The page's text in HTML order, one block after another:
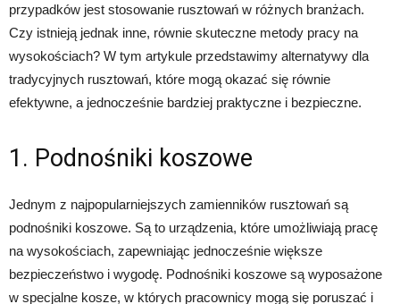
przypadków jest stosowanie rusztowań w różnych branżach.
Czy istnieją jednak inne, równie skuteczne metody pracy na
wysokościach? W tym artykule przedstawimy alternatywy dla
tradycyjnych rusztowań, które mogą okazać się równie
efektywne, a jednocześnie bardziej praktyczne i bezpieczne.
1. Podnośniki koszowe
Jednym z najpopularniejszych zamienników rusztowań są
podnośniki koszowe. Są to urządzenia, które umożliwiają pracę
na wysokościach, zapewniając jednocześnie większe
bezpieczeństwo i wygodę. Podnośniki koszowe są wyposażone
w specjalne kosze, w których pracownicy mogą się poruszać i